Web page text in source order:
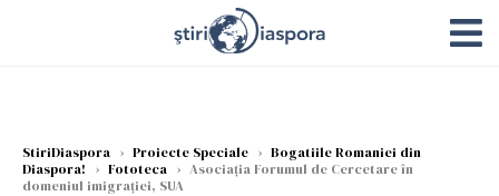
StiriDiaspora › Proiecte Speciale › Bogatiile Romaniei din
Diaspora!
› Fototeca › Asociația Forumul de Cercetare în
domeniul imigrației, SUA